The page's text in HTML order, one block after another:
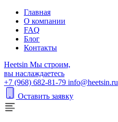
Главная
О компании
FAQ
Блог
Контакты
Heetsin Мы строим,
вы наслаждаетесь
+7 (968) 682-81-79 info@heetsin.ru
Оставить заявку